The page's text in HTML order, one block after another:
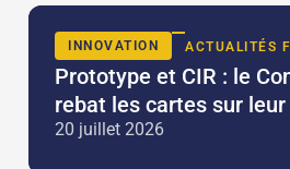
INNOVATION ACTUALITÉS
Prototype et CIR : le
rebat les cartes sur
20 juillet 2026